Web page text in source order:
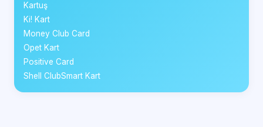
Kartuş
Ki! Kart
Money Club Card
Opet Kart
Positive Card
Shell ClubSmart Kart